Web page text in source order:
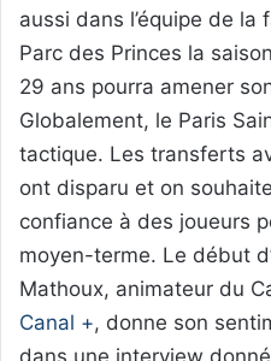
aussi dans l’équipe de
Parc des Princes la
29 ans pourra amener
Globalement, le Paris
tactique. Les transferts
ont disparu et on
confiance à des joueurs
moyen-terme. Le début
Mathoux, animateur du
Canal +, donne son